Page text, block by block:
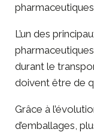
L’un des
durant le
doivent être de
Grâce à
d’emballages,